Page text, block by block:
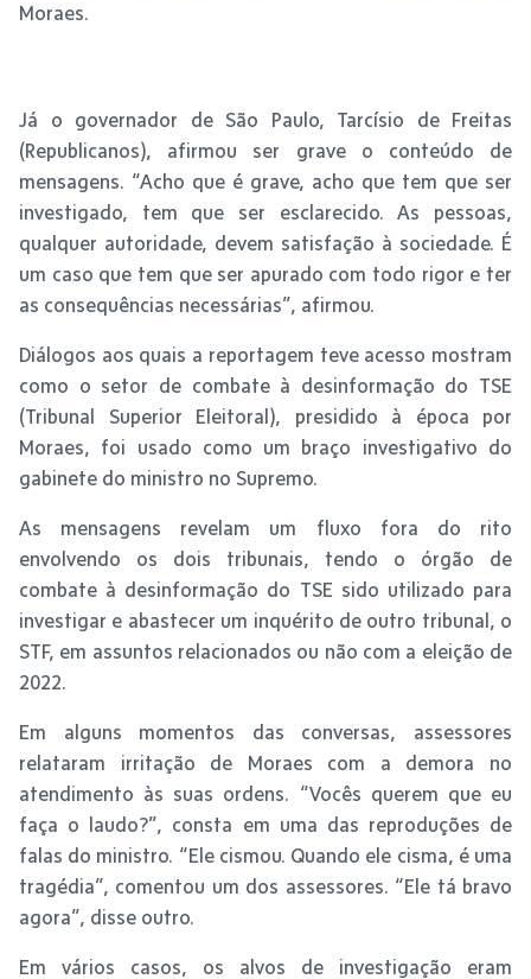
Moraes.
Já o governador de São Paulo, Tarcísio de Freitas
(Republicanos), afirmou ser grave o conteúdo de
mensagens. “Acho que é grave, acho que tem que ser
investigado, tem que ser esclarecido. As pessoas,
qualquer autoridade, devem satisfação à sociedade. É
um caso que tem que ser apurado com todo rigor e ter
as consequências necessárias”, afirmou.
Diálogos aos quais a reportagem teve acesso mostram
como o setor de combate à desinformação do TSE
(Tribunal Superior Eleitoral), presidido à época por
Moraes, foi usado como um braço investigativo do
gabinete do ministro no Supremo.
As mensagens revelam um fluxo fora do rito
envolvendo os dois tribunais, tendo o órgão de
combate à desinformação do TSE sido utilizado para
investigar e abastecer um inquérito de outro tribunal, o
STF, em assuntos relacionados ou não com a eleição de
2022.
Em alguns momentos das conversas, assessores
relataram irritação de Moraes com a demora no
atendimento às suas ordens. “Vocês querem que eu
faça o laudo?”, consta em uma das reproduções de
falas do ministro. “Ele cismou. Quando ele cisma, é uma
tragédia”, comentou um dos assessores. “Ele tá bravo
agora”, disse outro.
Em vários casos, os alvos de investigação eram